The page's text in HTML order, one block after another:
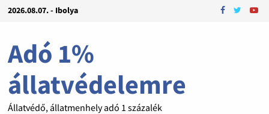
2026.08.07. - Ibolya
Adó 1%
állatvédelemre
Állatvédő, állatmenhely adó 1 százalék